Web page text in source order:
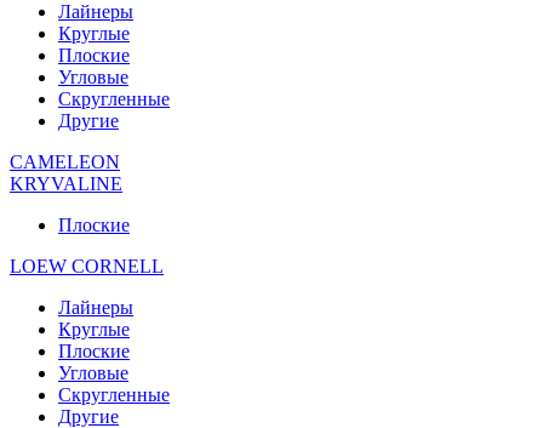
Лайнеры
Круглые
Плоские
Угловые
Скругленные
Другие
CAMELEON
KRYVALINE
Плоские
LOEW CORNELL
Лайнеры
Круглые
Плоские
Угловые
Скругленные
Другие